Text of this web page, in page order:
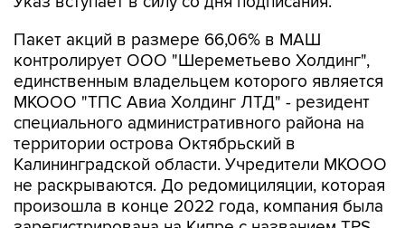
Пакет акций в размере 66,06% в МАШ
контролирует ООО "Шереметьево Холдинг",
единственным владельцем которого является
МКООО "ТПС Авиа Холдинг ЛТД" - резидент
специального административного района на
территории острова Октябрьский в
Калининградской области. Учредители МКООО
не раскрываются. До редомициляции, которая
произошла в конце 2022 года, компания была